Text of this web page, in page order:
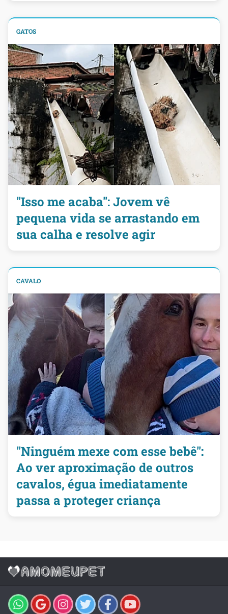
GATOS
"Isso me acaba": Jovem vê
pequena vida se arrastando em
sua calha e resolve agir
CAVALO
"Ninguém mexe com esse bebê":
Ao ver aproximação de outros
cavalos, égua imediatamente
passa a proteger criança